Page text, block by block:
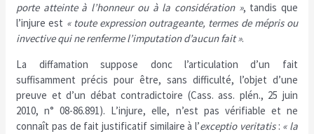
porte atteinte à l’honneur ou à la considération », tandis que
l’injure est « toute expression outrageante, termes de mépris ou
invective qui ne renferme l’imputation d’aucun fait ».
La diffamation suppose donc l’articulation d’un fait
suffisamment précis pour être, sans difficulté, l’objet d’une
preuve et d’un débat contradictoire (Cass. ass. plén., 25 juin
2010, n° 08-86.891). L’injure, elle, n’est pas vérifiable et ne
connaît pas de fait justificatif similaire à l’exceptio veritatis: « la